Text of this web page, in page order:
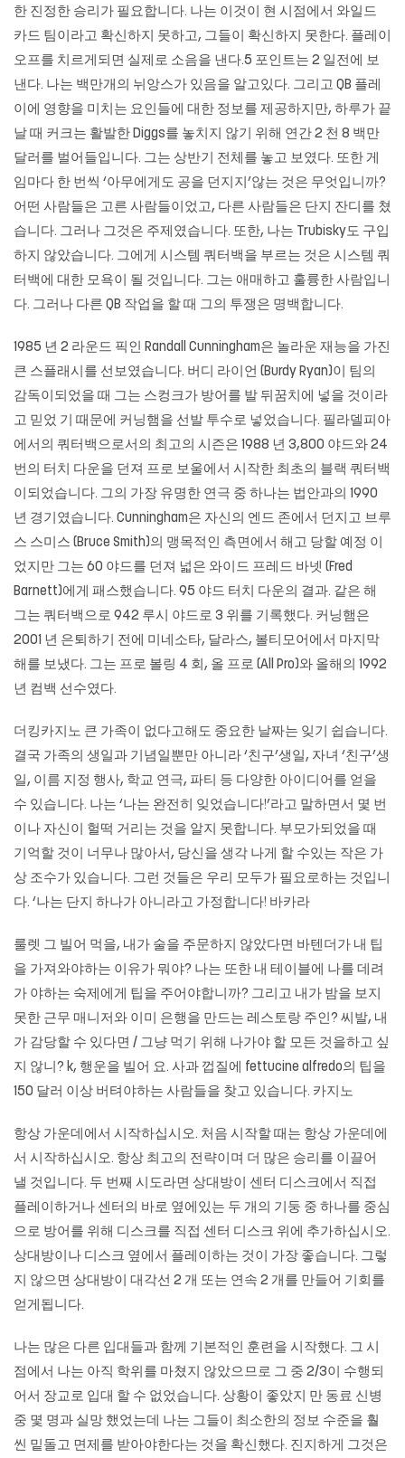
한 진정한 승리가 필요합니다. 나는 이것이 현 시점에서 와일드
카드 팀이라고 확신하지 못하고, 그들이 확신하지 못한다. 플레이
오프를 치르게되면 실제로 소음을 낸다.5 포인트는 2 일전에 보
낸다. 나는 백만개의 뉘앙스가 있음을 알고있다. 그리고 QB 플레
이에 영향을 미치는 요인들에 대한 정보를 제공하지만, 하루가 끝
날 때 커크는 활발한 Diggs를 놓치지 않기 위해 연간 2 천 8 백만
달러를 벌어들입니다. 그는 상반기 전체를 ​​놓고 보였다. 또한 게
임마다 한 번씩 ‘아무에게도 공을 던지지’않는 것은 무엇입니까?
어떤 사람들은 고른 사람들이었고, 다른 사람들은 단지 잔디를 쳤
습니다. 그러나 그것은 주제였습니다. 또한, 나는 Trubisky도 구입
하지 않았습니다. 그에게 시스템 쿼터백을 부르는 것은 시스템 쿼
터백에 대한 모욕이 될 것입니다. 그는 애매하고 훌륭한 사람입니
다. 그러나 다른 QB 작업을 할 때 그의 투쟁은 명백합니다.
1985 년 2 라운드 픽인 Randall Cunningham은 놀라운 재능을 가진
큰 스플래시를 선보였습니다. 버디 라이언 (Burdy Ryan)이 팀의
감독이되었을 때 그는 스컹크가 방어를 발 뒤꿈치에 넣을 것이라
고 믿었 기 때문에 커닝햄을 선발 투수로 넣었습니다. 필라델피아
에서의 쿼터백으로서의 최고의 시즌은 1988 년 3,800 야드와 24
번의 터치 다운을 던져 프로 보울에서 시작한 최초의 블랙 쿼터백
이되었습니다. 그의 가장 유명한 연극 중 하나는 법안과의 1990
년 경기였습니다. Cunningham은 자신의 엔드 존에서 던지고 브루
스 스미스 (Bruce Smith)의 맹목적인 측면에서 해고 당할 예정 이
었지만 그는 60 야드를 던져 넓은 와이드 프레드 바넷 (Fred
Barnett)에게 패스했습니다. 95 야드 터치 다운의 결과. 같은 해
그는 쿼터백으로 942 루시 야드로 3 위를 기록했다. 커닝햄은
2001 년 은퇴하기 전에 미네소타, 달라스, 볼티모어에서 마지막
해를 보냈다. 그는 프로 볼링 4 회, 올 프로 (All Pro)와 올해의 1992
년 컴백 선수였다.
더킹카지노 큰 가족이 없다고해도 중요한 날짜는 잊기 쉽습니다.
결국 가족의 생일과 기념일뿐만 아니라 ‘친구’생일, 자녀 ‘친구’생
일, 이름 지정 행사, 학교 연극, 파티 등 다양한 아이디어를 얻을
수 있습니다. 나는 ‘나는 완전히 잊었습니다!’라고 말하면서 몇 번
이나 자신이 헐떡 거리는 것을 알지 못합니다. 부모가되었을 때
기억할 것이 너무나 많아서, 당신을 생각 나게 할 수있는 작은 가
상 조수가 있습니다. 그런 것들은 우리 모두가 필요로하는 것입니
다. ‘나는 단지 하나가 아니라고 가정합니다! 바카라
룰렛 그 빌어 먹을, 내가 술을 주문하지 않았다면 바텐더가 내 팁
을 가져와야하는 이유가 뭐야? 나는 또한 내 테이블에 나를 데려
가 야하는 숙제에게 팁을 주어야합니까? 그리고 내가 밤을 보지
못한 근무 매니저와 이미 은행을 만드는 레스토랑 주인? 씨발, 내
가 감당할 수 있다면 / 그냥 먹기 위해 나가야 할 모든 것을하고 싶
지 않니? k, 행운을 빌어 요. 사과 껍질에 fettucine alfredo의 팁을
150 달러 이상 버텨야하는 사람들을 찾고 있습니다. 카지노
항상 가운데에서 시작하십시오. 처음 시작할 때는 항상 가운데에
서 시작하십시오. 항상 최고의 전략이며 더 많은 승리를 이끌어
낼 것입니다. 두 번째 시도라면 상대방이 센터 디스크에서 직접
플레이하거나 센터의 바로 옆에있는 두 개의 기둥 중 하나를 중심
으로 방어를 위해 디스크를 직접 센터 디스크 위에 추가하십시오.
상대방이나 디스크 옆에서 플레이하는 것이 가장 좋습니다. 그렇
지 않으면 상대방이 대각선 2 개 또는 연속 2 개를 만들어 기회를
얻게됩니다.
나는 많은 다른 입대들과 함께 기본적인 훈련을 시작했다. 그 시
점에서 나는 아직 학위를 마쳤지 않았으므로 그 중 2/3이 수행되
어서 장교로 입대 할 수 없었습니다. 상황이 좋았지 만 동료 신병
중 몇 명과 실망 했었는데 나는 그들이 최소한의 정보 수준을 훨
씬 밑돌고 면제를 받아야한다는 것을 확신했다. 진지하게 그것은